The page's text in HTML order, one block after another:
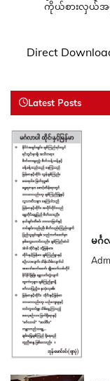
ကိုယ်စားလှယ်အဖွဲ့
Direct
Latest Posts
မင်္ဂ